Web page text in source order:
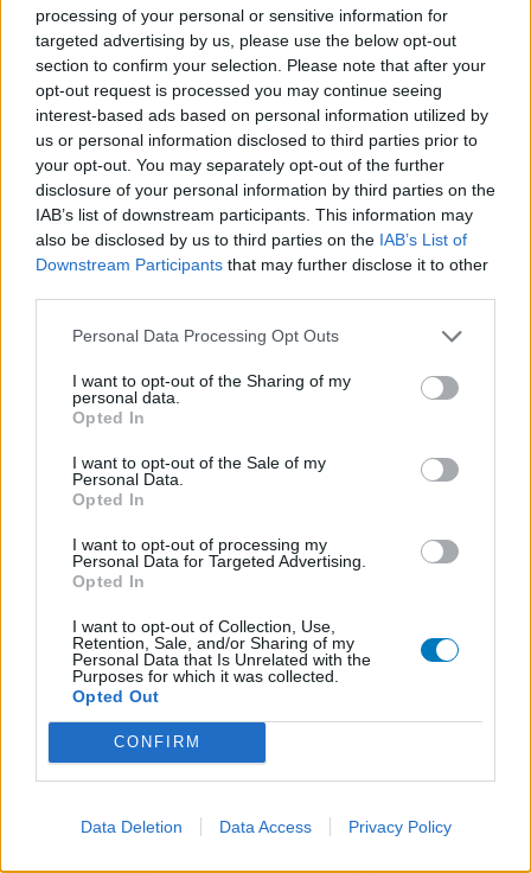
processing of your personal or sensitive information for
targeted advertising by us, please use the below opt-out
section to confirm your selection. Please note that after your
opt-out request is processed you may continue seeing
interest-based ads based on personal information utilized by
us or personal information disclosed to third parties prior to
your opt-out. You may separately opt-out of the further
disclosure of your personal information by third parties on the
IAB’s list of downstream participants. This information may
also be disclosed by us to third parties on the IAB’s List of
Downstream Participants that may further disclose it to other
Personal Data Processing Opt Outs
I want to opt-out of the Sharing of my
personal data.
Opted In
I want to opt-out of the Sale of my
Personal Data.
Opted In
I want to opt-out of processing my
Personal Data for Targeted Advertising.
Opted In
I want to opt-out of Collection, Use,
Retention, Sale, and/or Sharing of my
Personal Data that Is Unrelated with the
Purposes for which it was collected.
Opted Out
CONFIRM
Data Deletion Data Access Privacy Policy
Volg ons op...
MedicatieCombinatieCheck
Controleer nu zelf de combinatie van
uw medicijnen op interacties, snel en eenvoudig.
Samenwerkingen